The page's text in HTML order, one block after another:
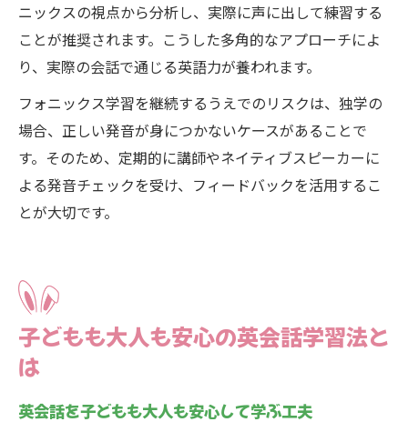
ニックスの視点から分析し、実際に声に出して練習する
ことが推奨されます。こうした多角的なアプローチによ
り、実際の会話で通じる英語力が養われます。
フォニックス学習を継続するうえでのリスクは、独学の
場合、正しい発音が身につかないケースがあることで
す。そのため、定期的に講師やネイティブスピーカーに
よる発音チェックを受け、フィードバックを活用するこ
とが大切です。
子どもも大人も安心の英会話学習法と
は
英会話を子どもも大人も安心して学ぶ工夫